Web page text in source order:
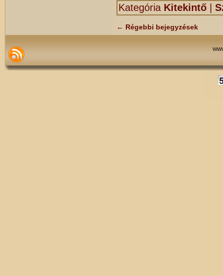
Kategória Kitekintő
← Régebbi bejegyzések